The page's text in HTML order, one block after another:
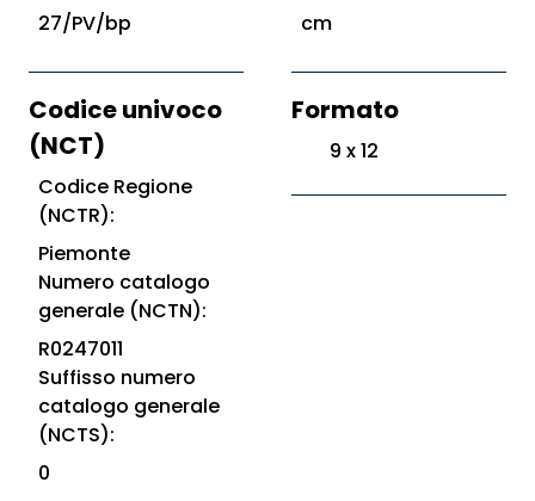
27/PV/bp
Codice univoco
(NCT)
Codice Regione
(NCTR):
Piemonte
Numero catalogo
generale (NCTN):
R0247011
Suffisso numero
catalogo generale
(NCTS):
0
cm
Formato
9 x 12